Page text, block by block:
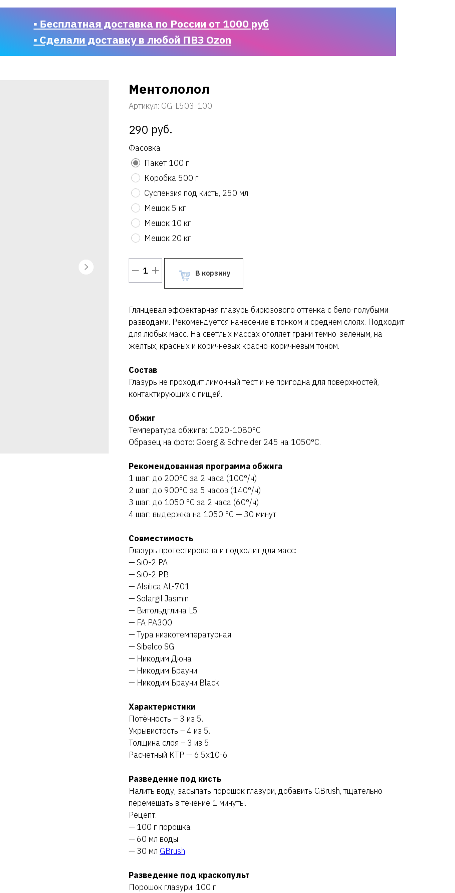
▪ Бесплатная доставка по России от 1000 руб
▪ Сделали доставку в любой ПВЗ Ozon
Ментололол
Артикул: GG-L503-100
290 руб.
Фасовка
Пакет 100 г
Коробка 500 г
Суспензия под кисть, 250 мл
Мешок 5 кг
Мешок 10 кг
Мешок 20 кг
В корзину
Глянцевая эффектарная глазурь бирюзового оттенка с бело-голубыми
разводами. Рекомендуется нанесение в тонком и среднем слоях. Подходит
для любых масс. На светлых массах оголяет грани тёмно-зелёным, на
жёлтых, красных и коричневых красно-коричневым тоном.
Состав
Глазурь не проходит лимонный тест и не пригодна для поверхностей,
контактирующих с пищей.
Обжиг
Температура обжига: 1020-1080°C
Образец на фото: Goerg & Schneider 245 на 1050°C.
Рекомендованная программа обжига
1 шаг: до 200°C за 2 часа (100°/ч)
2 шаг: до 900°C за 5 часов (140°/ч)
3 шаг: до 1050 °C за 2 часа (60°/ч)
4 шаг: выдержка на 1050 °C — 30 минут
Совместимость
Глазурь протестирована и подходит для масс:
— SiO-2 PA
— SiO-2 PB
— Alsilica AL-701
— Solargil Jasmin
— Витольдглина L5
— FA PA300
— Тура низкотемпературная
— Sibelco SG
— Никодим Дюна
— Никодим Брауни
— Никодим Брауни Black
Характеристики
Потёчность – 3 из 5.
Укрывистость – 4 из 5.
Толщина слоя – 3 из 5.
Расчетный КТР — 6.5х10-6
Разведение под кисть
Налить воду, засыпать порошок глазури, добавить GBrush, тщательно
перемешать в течение 1 минуты.
Рецепт:
— 100 г порошка
— 60 мл воды
— 30 мл GBrush
Разведение под краскопульт
Порошок глазури: 100 г